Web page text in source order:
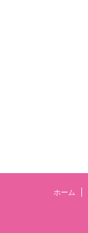
ホーム